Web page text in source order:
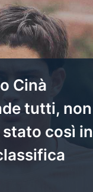
Cinà
tutti, non
stato così in